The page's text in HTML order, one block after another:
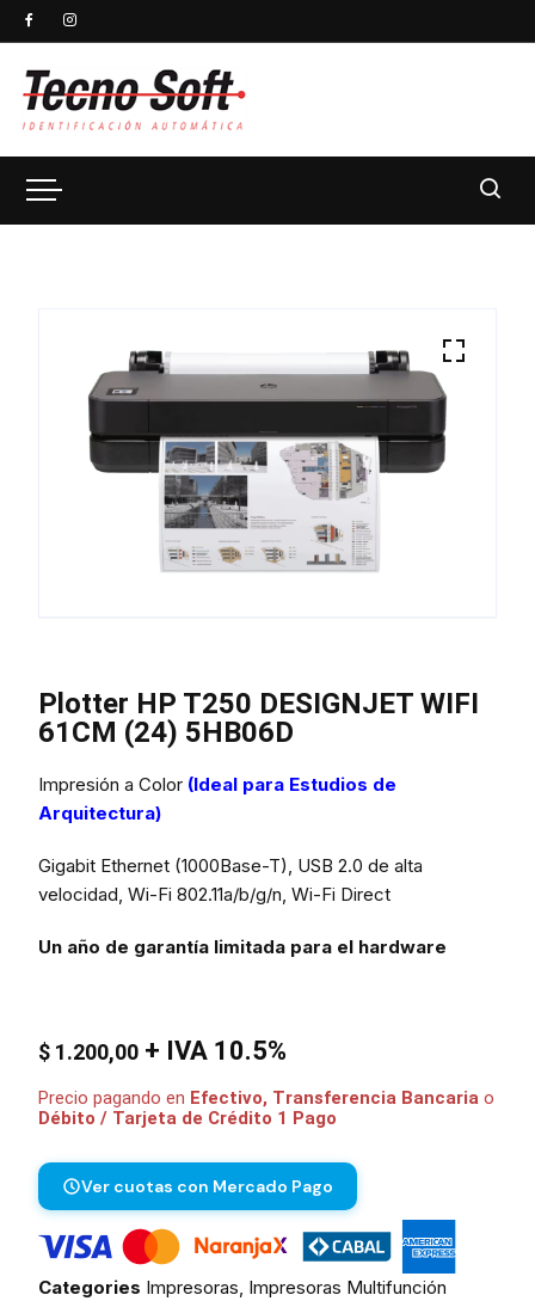
Plotter HP T250 DESIGNJET WIFI
61CM (24) 5HB06D
Impresión a Color (Ideal para Estudios de
Arquitectura)
Gigabit Ethernet (1000Base-T), USB 2.0 de alta
velocidad, Wi-Fi 802.11a/b/g/n, Wi-Fi Direct
Un año de garantía limitada para el hardware
$ 1.200,00 + IVA 10.5%
Precio pagando en Efectivo, Transferencia Bancaria o
Débito / Tarjeta de Crédito 1 Pago
Ver cuotas con Mercado Pago
Categories Impresoras, Impresoras Multifunción